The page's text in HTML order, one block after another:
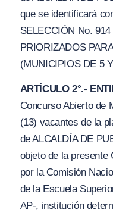
que se identificará
SELECCIÓN No. 914
PRIORIZADOS PAR
(MUNICIPIOS DE 5 Y
ARTÍCULO 2°.-
Concurso Abierto de
(13) vacantes de la
de ALCALDÍA DE
objeto de la presente
por la Comisión
de la Escuela
AP-, institución